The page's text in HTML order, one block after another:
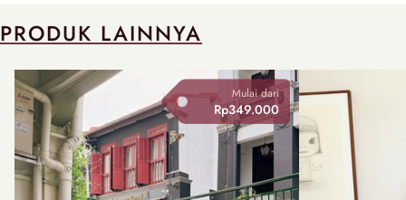
PRODUK LAINNYA
Mulai dari
Rp349.000